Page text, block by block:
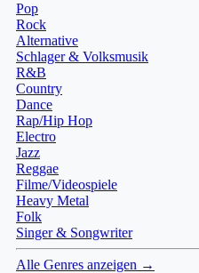
Pop
Rock
Alternative
Schlager & Volksmusik
R&B
Country
Dance
Rap/Hip Hop
Electro
Jazz
Reggae
Filme/Videospiele
Heavy Metal
Folk
Singer & Songwriter
Alle Genres anzeigen →